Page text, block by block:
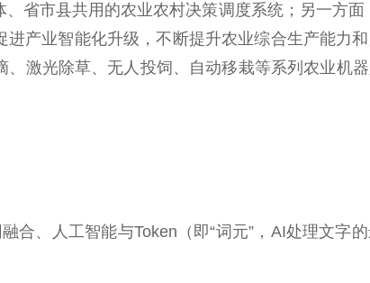
省市县共用的农业农村决策调度系统；另一方
产业智能化升级，不断提升农业综合生产能力
激光除草、无人投饲、自动移栽等系列农业机
、人工智能与Token（即“词元”，AI处理文字